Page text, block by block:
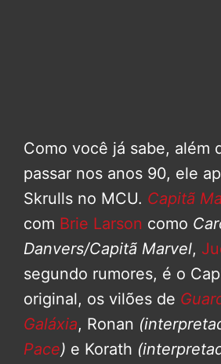
Como você já sabe, além
passar nos anos 90, ele
Skrulls no MCU. Capitã
com Brie Larson como
Danvers/Capitã Marvel,
segundo rumores, é o
original, os vilões de
Galáxia, Ronan
Pace) e Korath